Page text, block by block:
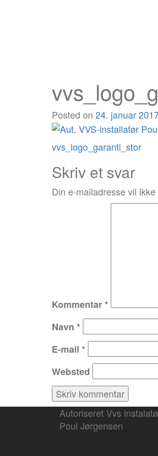
Posted on 24. januar
Post
navigation
vvs_logo_garanti_stor
Skriv et svar
Din e-mailadresse vil
Kommentar*
Navn *
E-mail *
Websted
Autoriseret Vvs
Poul Jørgensen